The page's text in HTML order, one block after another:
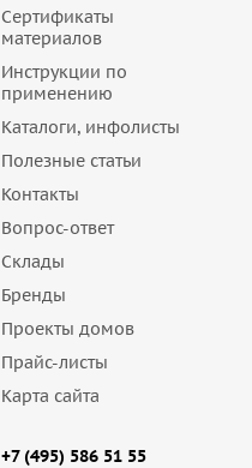
Сертификаты
материалов
Инструкции по
применению
Каталоги, инфолисты
Полезные статьи
Контакты
Вопрос-ответ
Склады
Бренды
Проекты домов
Прайс-листы
Карта сайта
+7 (495) 586 51 55